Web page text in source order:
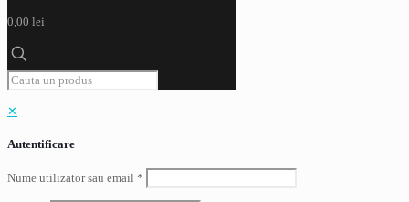
0,00 lei
✕
Autentificare
Nume utilizator sau email *